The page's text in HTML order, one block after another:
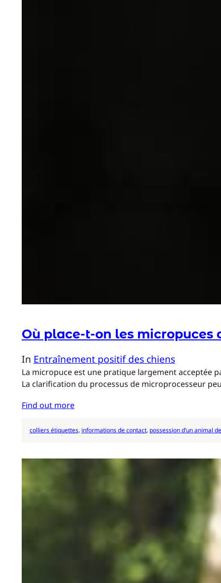
Où place-t-on les micropuces
In Entraînement positif des chiens
La micropuce est une pratique largement acceptée
La clarification du processus de microprocesseur
Find out more
colliers étiquettes, informations de contact, possession d’un animal